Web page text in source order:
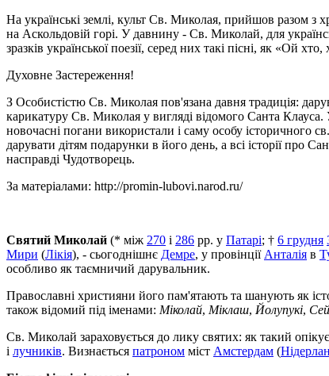
На українські землі, культ Св. Миколая, прийшов разом
на Аскольдовій горі. У давнину - Св. Миколай, для
зразків української поезії, серед них такі пісні, як «Ой
Духовне Застереження!
З Особистістю Св. Миколая пов'язана давня традиція:
карикатуру Св. Миколая у вигляді відомого Санта Клауса.
новочасні погани використали і саму особу історичного
дарувати дітям подарунки в його день, а всі історії про
насправді Чудотворець.
За матеріалами: http://promin-lubovi.narod.ru/
Святий Миколай (* між 270 і 286 рр. у Патарі; † 6 грудня
Мири (Лікія), - сьогоднішнє Демре, у провінції Анталія в
особливо як таємничий дарувальник.
Православні християни його пам'ятають та шанують як
також відомий під іменами: Міколай, Міклаш, Йолупукі,
Св. Миколай зараховується до лику святих: як такий
і лучників. Визнається патроном міст Амстердам (